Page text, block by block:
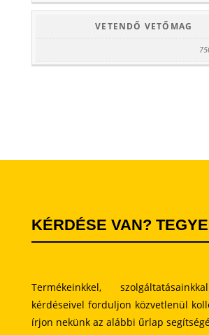
VETENDŐ VETŐMAG
KÉRDÉSE VAN?
Termékeinkkel,
kérdéseivel forduljon közvetlenül
írjon nekünk az alábbi űrlap